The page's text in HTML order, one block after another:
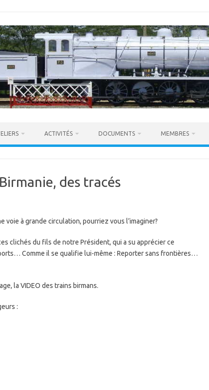
ACTIVITÉS DOCUMENTS MEMBRES
des tracés
voie à grande circulation, pourriez vous l’imaginer?
clichés du fils de notre Président, qui a su apprécier ce
Comme il se qualifie lui-même : Reporter sans frontières…
la VIDEO des trains birmans.
: